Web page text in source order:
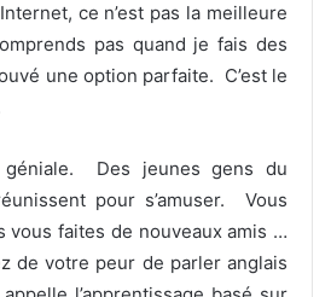
ce n’est pas la meilleure
pas quand je fais des
une option parfaite. C’est le
géniale. Des jeunes gens du
pour s’amuser. Vous
vous faites de nouveaux amis …
de votre peur de parler anglais